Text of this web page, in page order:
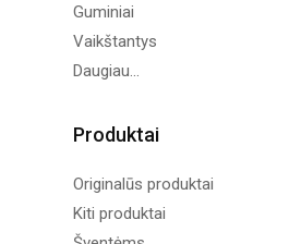
Guminiai
Vaikštantys
Daugiau...
Produktai
Originalūs produktai
Kiti produktai